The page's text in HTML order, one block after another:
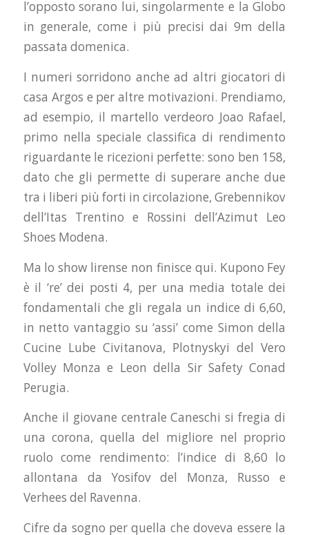
l’opposto sorano lui, singolarmente e la Globo
in generale, come i più precisi dai 9m della
passata domenica.
I numeri sorridono anche ad altri giocatori di
casa Argos e per altre motivazioni. Prendiamo,
ad esempio, il martello verdeoro Joao Rafael,
primo nella speciale classifica di rendimento
riguardante le ricezioni perfette: sono ben 158,
dato che gli permette di superare anche due
tra i liberi più forti in circolazione, Grebennikov
dell’Itas Trentino e Rossini dell’Azimut Leo
Shoes Modena.
Ma lo show lirense non finisce qui. Kupono Fey
è il ‘re’ dei posti 4, per una media totale dei
fondamentali che gli regala un indice di 6,60,
in netto vantaggio su ‘assi’ come Simon della
Cucine Lube Civitanova, Plotnyskyi del Vero
Volley Monza e Leon della Sir Safety Conad
Perugia.
Anche il giovane centrale Caneschi si fregia di
una corona, quella del migliore nel proprio
ruolo come rendimento: l’indice di 8,60 lo
allontana da Yosifov del Monza, Russo e
Verhees del Ravenna.
Cifre da sogno per quella che doveva essere la